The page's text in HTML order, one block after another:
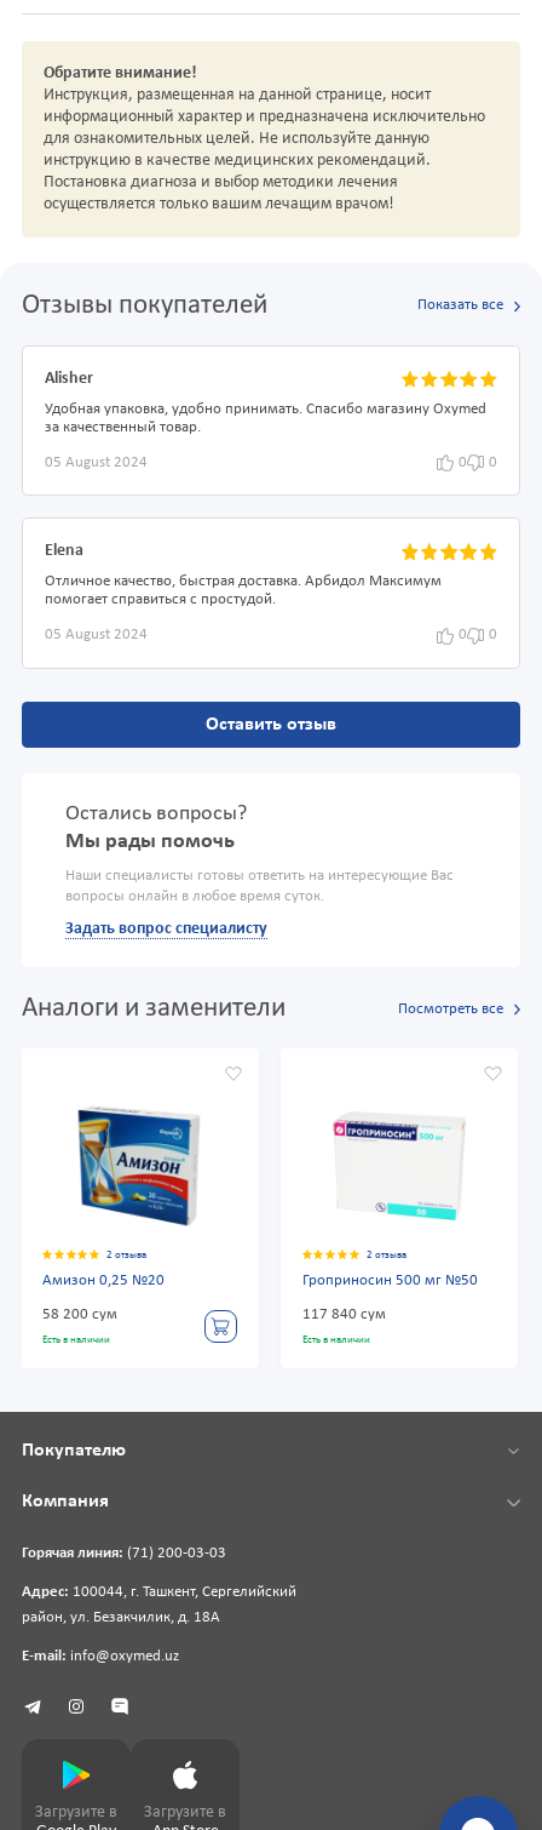
Обратите внимание!
Инструкция, размещенная на данной странице, носит
информационный характер и предназначена исключительно
для ознакомительных целей. Не используйте данную
инструкцию в качестве медицинских рекомендаций.
Постановка диагноза и выбор методики лечения
осуществляется только вашим лечащим врачом!
Отзывы покупателей Показать все
Alisher
Удобная упаковка, удобно принимать. Спасибо магазину Oxymed
за качественный товар.
05 August 2024 0 0
Elena
Отличное качество, быстрая доставка. Арбидол Максимум
помогает справиться с простудой.
05 August 2024 0 0
Оставить отзыв
Остались вопросы?
Мы рады помочь
Наши специалисты готовы ответить на интересующие Вас
вопросы онлайн в любое время суток.
Задать вопрос специалисту
Аналоги и заменители Посмотреть все
2 отзыва
Амизон 0,25 №20
58 200 сум
Есть в наличии
2 отзыва
Гроприносин 500 мг №50
117 840 сум
Есть в наличии
Горячая линия: (71) 200-03-03
Адрес: 100044, г. Ташкент, Сергелийский
район, ул. Безакчилик, д. 18А
E-mail: info@oxymed.uz
Покупателю
Компания
Загрузите в
Загрузите в